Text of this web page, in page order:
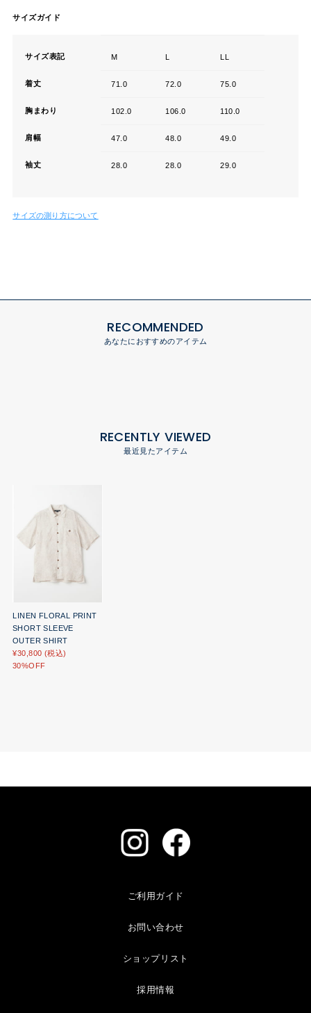
サイズガイド
サイズ表記 M L LL
着丈 71.0 72.0 75.0
胸まわり 102.0 106.0 110.0
肩幅 47.0 48.0 49.0
袖丈 28.0 28.0 29.0
サイズの測り方について
RECOMMENDED
あなたにおすすめのアイテム
RECENTLY VIEWED
最近見たアイテム
LINEN FLORAL PRINT
SHORT SLEEVE
OUTER SHIRT
¥30,800 (税込)
30%OFF
ご利用ガイド
お問い合わせ
ショップリスト
採用情報